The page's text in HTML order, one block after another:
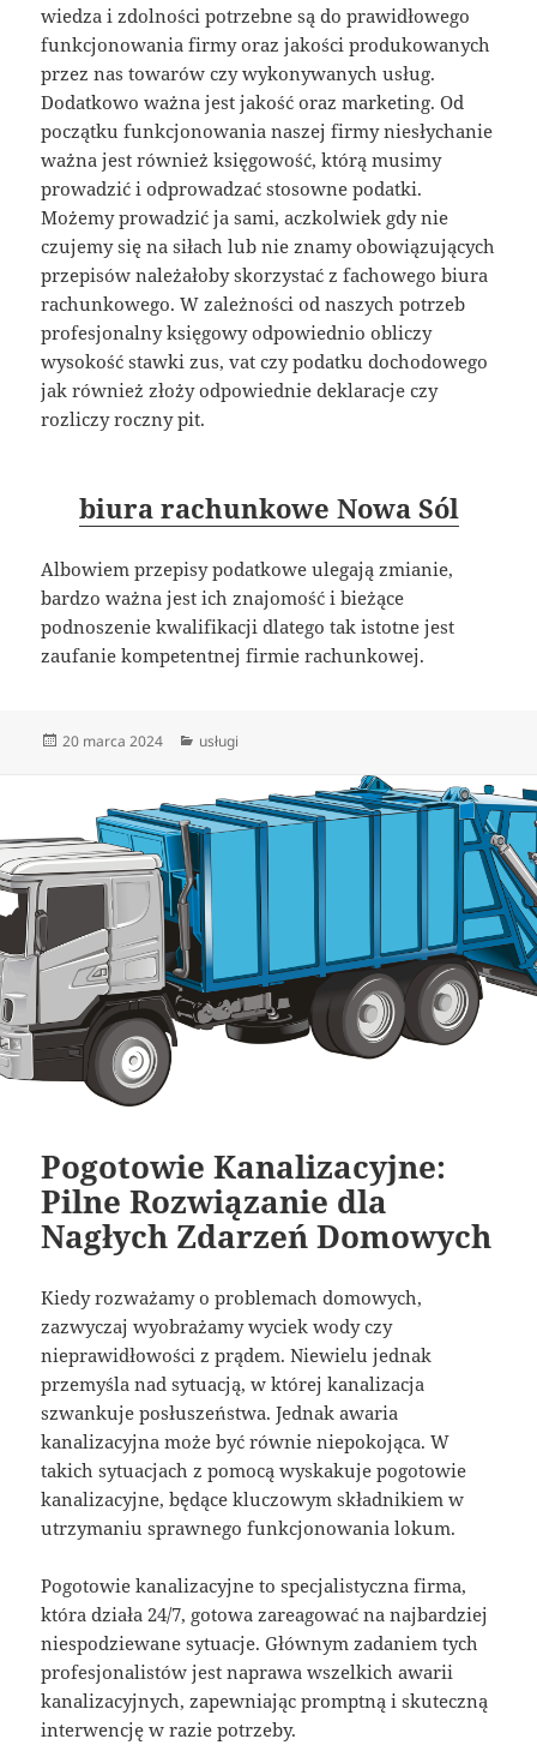
wiedza i zdolności potrzebne są do prawidłowego
funkcjonowania firmy oraz jakości produkowanych
przez nas towarów czy wykonywanych usług.
Dodatkowo ważna jest jakość oraz marketing. Od
początku funkcjonowania naszej firmy niesłychanie
ważna jest również księgowość, którą musimy
prowadzić i odprowadzać stosowne podatki.
Możemy prowadzić ja sami, aczkolwiek gdy nie
czujemy się na siłach lub nie znamy obowiązujących
przepisów należałoby skorzystać z fachowego biura
rachunkowego. W zależności od naszych potrzeb
profesjonalny księgowy odpowiednio obliczy
wysokość stawki zus, vat czy podatku dochodowego
jak również złoży odpowiednie deklaracje czy
rozliczy roczny pit.
biura rachunkowe Nowa Sól
Albowiem przepisy podatkowe ulegają zmianie,
bardzo ważna jest ich znajomość i bieżące
podnoszenie kwalifikacji dlatego tak istotne jest
zaufanie kompetentnej firmie rachunkowej.
Data
20 marca 2024 Kategorie
usługi
Pogotowie Kanalizacyjne:
Pilne Rozwiązanie dla
Nagłych Zdarzeń Domowych
Kiedy rozważamy o problemach domowych,
zazwyczaj wyobrażamy wyciek wody czy
nieprawidłowości z prądem. Niewielu jednak
przemyśla nad sytuacją, w której kanalizacja
szwankuje posłuszeństwa. Jednak awaria
kanalizacyjna może być równie niepokojąca. W
takich sytuacjach z pomocą wyskakuje pogotowie
kanalizacyjne, będące kluczowym składnikiem w
utrzymaniu sprawnego funkcjonowania lokum.
Pogotowie kanalizacyjne to specjalistyczna firma,
która działa 24/7, gotowa zareagować na najbardziej
niespodziewane sytuacje. Głównym zadaniem tych
profesjonalistów jest naprawa wszelkich awarii
kanalizacyjnych, zapewniając promptną i skuteczną
interwencję w razie potrzeby.